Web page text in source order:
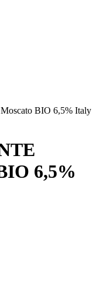
BIO 6,5% Italy
6,5%